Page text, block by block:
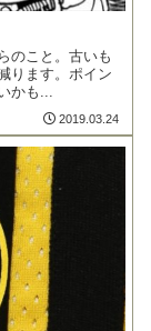
のこと。古いも
ります。ポイン
かも...
2019.03.24